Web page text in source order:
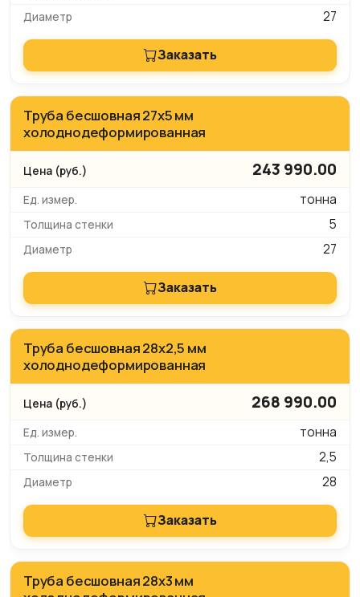
27
Заказать
Труба бесшовная 27х5 мм
холоднодеформированная
243 990.00
тонна
5
27
Заказать
Труба бесшовная 28х2,5 мм
холоднодеформированная
268 990.00
тонна
2,5
28
Заказать
Труба бесшовная 28х3 мм